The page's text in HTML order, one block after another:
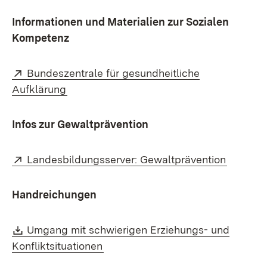
Informationen und Materialien zur Sozialen
Kompetenz
Extern:
Bundeszentrale für gesundheitliche
Aufklärung
Infos zur Gewaltprävention
Extern:
Landesbildungsserver: Gewaltprävention
Handreichungen
Download:
Umgang mit schwierigen Erziehungs- und
Konfliktsituationen